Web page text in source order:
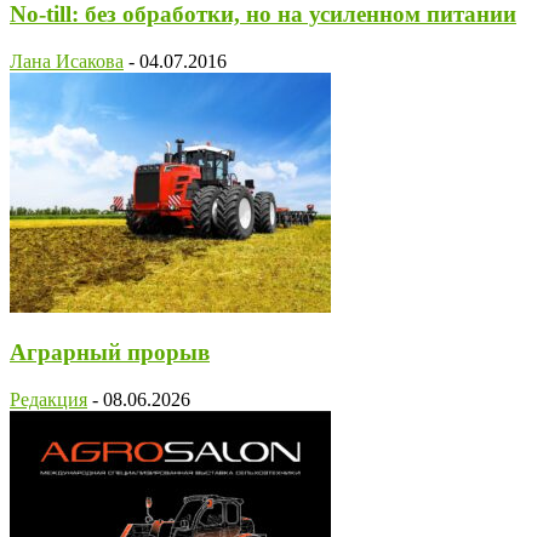
No-till: без обработки, но на усиленном питании
Лана Исакова - 04.07.2016
Аграрный прорыв
Редакция - 08.06.2026